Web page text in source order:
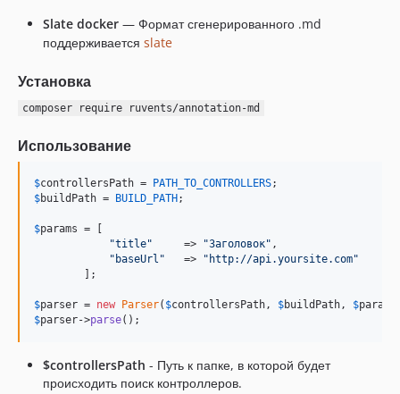
Slate docker — Формат сгенерированного .md
поддерживается slate
Установка
composer require ruvents/annotation-md
Использование
$controllersPath = PATH_TO_CONTROLLERS
$buildPath = BUILD_PATH ;
$params = [
"title"
     =>
"Заголовок" ,
" baseUrl "
   =>
" http://api.yoursite.com"
        ];
$parser = new Parser( $controllersPath, $buildPath, $params
$parser->parse();
$controllersPath - Путь к папке, в которой будет
происходить поиск контроллеров.